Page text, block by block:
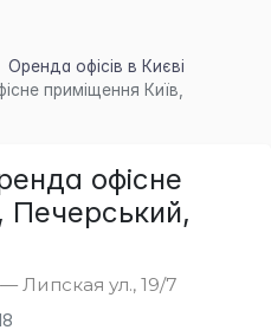
Оренда офісів в Києві
приміщення Київ,
офісне
Печерський,
— Липская ул., 19/7